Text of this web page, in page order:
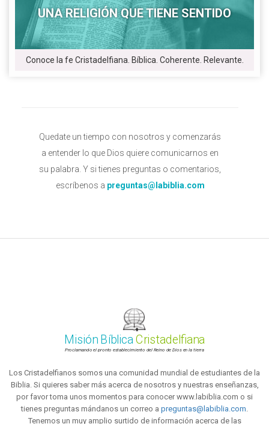
UNA RELIGIÓN QUE TIENE SENTIDO
Conoce la fe Cristadelfiana. Bíblica. Coherente. Relevante.
Quedate un tiempo con nosotros y comenzarás
a entender lo que Dios quiere comunicarnos en
su palabra. Y si tienes preguntas o comentarios,
escríbenos a preguntas@labiblia.com
Misión BíblicaCristadelfiana
Proclamando el pronto establecimiento del Reino de Dios en la tierra
Los Cristadelfianos somos una comunidad mundial de estudiantes de la
Biblia. Si quieres saber más acerca de nosotros y nuestras enseñanzas,
por favor toma unos momentos para conocer www.labiblia.com o si
tienes preguntas mándanos un correo a preguntas@labiblia.com
Tenemos un muy amplio surtido de información acerca de las